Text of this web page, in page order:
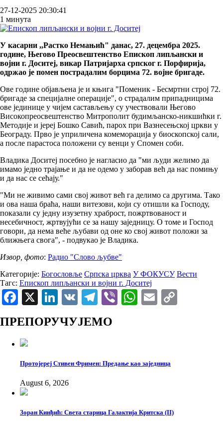
27-12-2025 20:30:41
1 минута
У касарни ,,Растко Немањић" данас, 27. децембра 2025.
године, Његово Преосвештенство Епископ липљански и
војни г. Доситеј, викар Патријарха српског г. Порфирија,
одржао је помен пострадалим борцима 72. војне бригаде.
Ове године објављена је и књигa "Поменик - Бесмртни строј 72.
бригаде за специјалне операције", о страдалим припадницима
ове јединице у чијем састављењу су учествовали Његово
Високопреосвештенство Митрополит будимљанско-никшићки г.
Методије и јереј Бошко Савић, парох при Вазнесењској цркви у
Београду. Прво је уприличена комеморација у биоскопској сали,
а после парастоса положени су венци у Спомен соби.
Владика Доситеј посебно је нагласио да "ми људи желимо да
имамо једно трајање и да не одемо у заборав већ да нас помињу
и да нас се сећају."
"Ми не живимо сами свој живот већ га делимо са другима. Тако
и ова наша браћа, наши витезови, који су отишли ка Господу,
показали су једну изузетну храброст, пожртвованост и
несебичност, жртвујући се за нашу заједницу. О томе и Господ
говори, да нема веће љубави од оне ко свој живот положи за
ближњега свога", - подвукао је Владика.
Извор, фото: Радио "Cлово љубве"
Категорије: Богословље Српска црква У ФОКУСУ Вести
Тагс: Епископ липљански и војни г. Доситеј
Facebook
X LinkedIn
VK Telegram
ViberWhatsApp
Email
ПРЕПОРУЧУЈЕМО
Протојереј Стивен Фримен: Предање као заједница
August 6, 2026
Зоран Кинђић: Света старица Галактија Критска (II)